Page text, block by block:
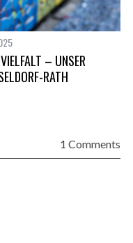
– UNSER
RATH
1 Comments